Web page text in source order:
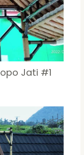
Jati #1